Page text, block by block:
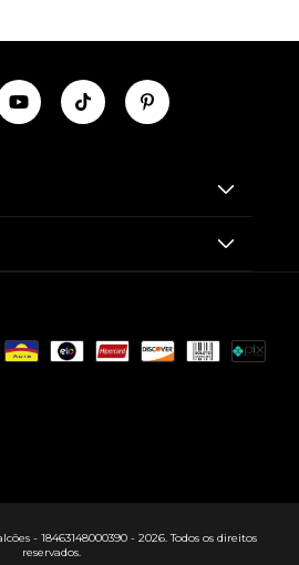
- 18463148000390 - 2026. Todos os direitos
reservados.